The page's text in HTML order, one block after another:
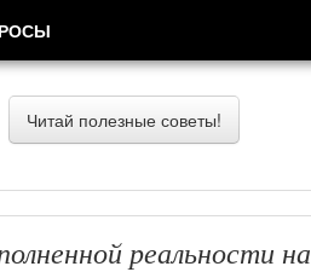
Читай полезные советы!
реальности на